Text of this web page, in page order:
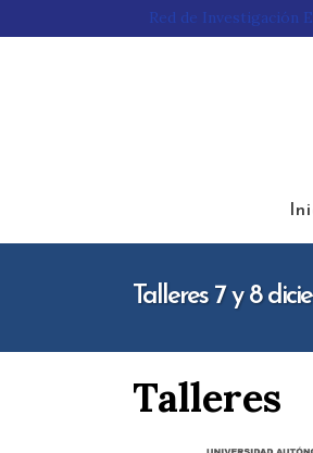
Red de Investigación
Talleres 7 y 8
Talleres